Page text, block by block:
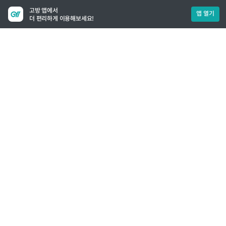
고방 앱에서
더 편리하게 이용해보세요!
앱 열기